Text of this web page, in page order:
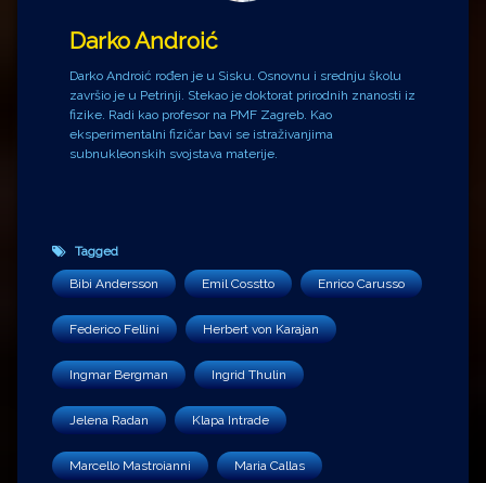
Darko Androić
Darko Androić rođen je u Sisku. Osnovnu i srednju školu
završio je u Petrinji. Stekao je doktorat prirodnih znanosti iz
fizike. Radi kao profesor na PMF Zagreb. Kao
eksperimentalni fizičar bavi se istraživanjima
subnukleonskih svojstava materije.
Tagged
Bibi Andersson Emil Cosstto Enrico Carusso
Federico Fellini Herbert von Karajan
Ingmar Bergman Ingrid Thulin
Jelena Radan Klapa Intrade
Marcello Mastroianni Maria Callas